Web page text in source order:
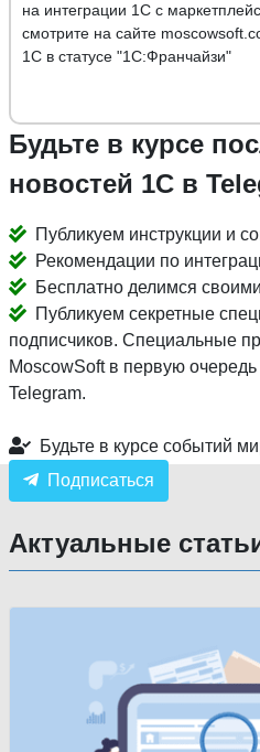
на интеграции 1С с
смотрите на сайте
1С в статусе "1С:Франчайзи"
Будьте в курсе
новостей 1С в
Публикуем инструкции и
Рекомендации по
Бесплатно делимся
Публикуем секретные
подписчиков. Специальные
MoscowSoft в первую
Telegram.
Будьте в курсе событий
Подписаться
Актуальные